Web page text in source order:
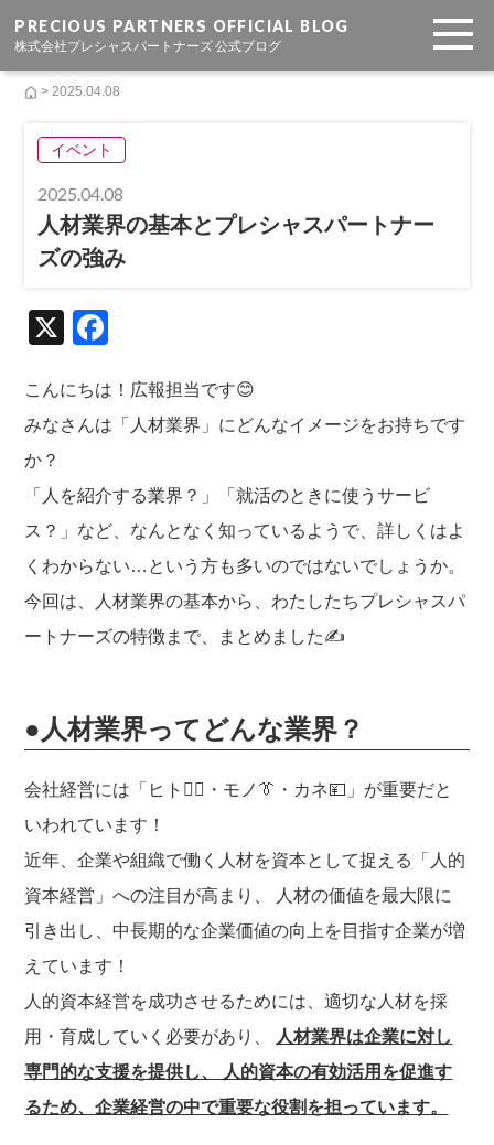
PRECIOUS PARTNERS OFFICIAL BLOG
株式会社プレシャスパートナーズ 公式ブログ
> 2025.04.08
イベント
2025.04.08
人材業界の基本とプレシャスパートナー
ズの強み
X
c
e
o
o
k
こんにちは！広報担当です😊
みなさんは「人材業界」にどんなイメージをお持ちです
か？
「人を紹介する業界？」「就活のときに使うサービ
ス？」など、なんとなく知っているようで、詳しくはよ
くわからない…という方も多いのではないでしょうか。
今回は、人材業界の基本から、わたしたちプレシャスパ
ートナーズの特徴まで、まとめました✍️
●人材業界ってどんな業界？
会社経営には「ヒト🙋‍♀️・モノ👔・カネ💴」が重要だと
いわれています！
近年、企業や組織で働く人材を資本として捉える「人的
資本経営」への注目が高まり、 人材の価値を最大限に
引き出し、中長期的な企業価値の向上を目指す企業が増
えています！
人的資本経営を成功させるためには、適切な人材を採
用・育成していく必要があり、
人材業界は企業に対し
専門的な支援を提供し、 人的資本の有効活用を促進す
るため、企業経営の中で重要な役割を担っています。